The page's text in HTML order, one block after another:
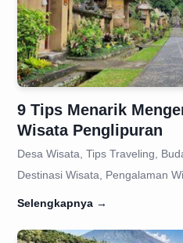
9 Tips Menarik
Wisata Penglipuran
Desa Wisata, Tips Traveling,
Destinasi Wisata, Pengalaman
Selengkapnya →